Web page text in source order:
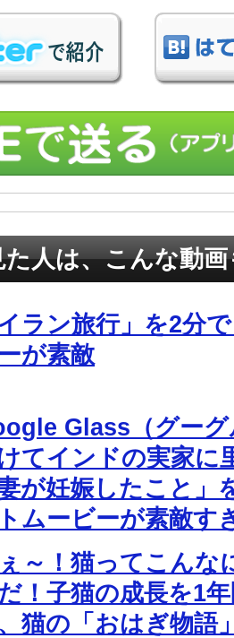
人は、こんな動
イラン旅行」を2分
が素敵
Glass（グー
てインドの実家に
妻が妊娠したこと」
ムービーが素敵す
～！猫ってこんな
！子猫の成長を1
猫の「おはぎ物語